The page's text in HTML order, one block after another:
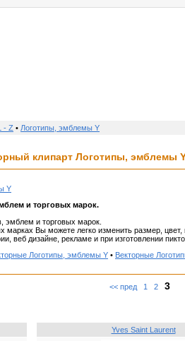
- Z • Логотипы, эмблемы Y
клипарт Логотипы, эмблемы
Y
и торговых марок.
эмблем и торговых марок.
марках Вы можете легко изменить размер,
веб дизайне, рекламе и при изготовлении
Логотипы, эмблемы Y • Векторные
<< пред 1 2 3
Yves Saint Laurent